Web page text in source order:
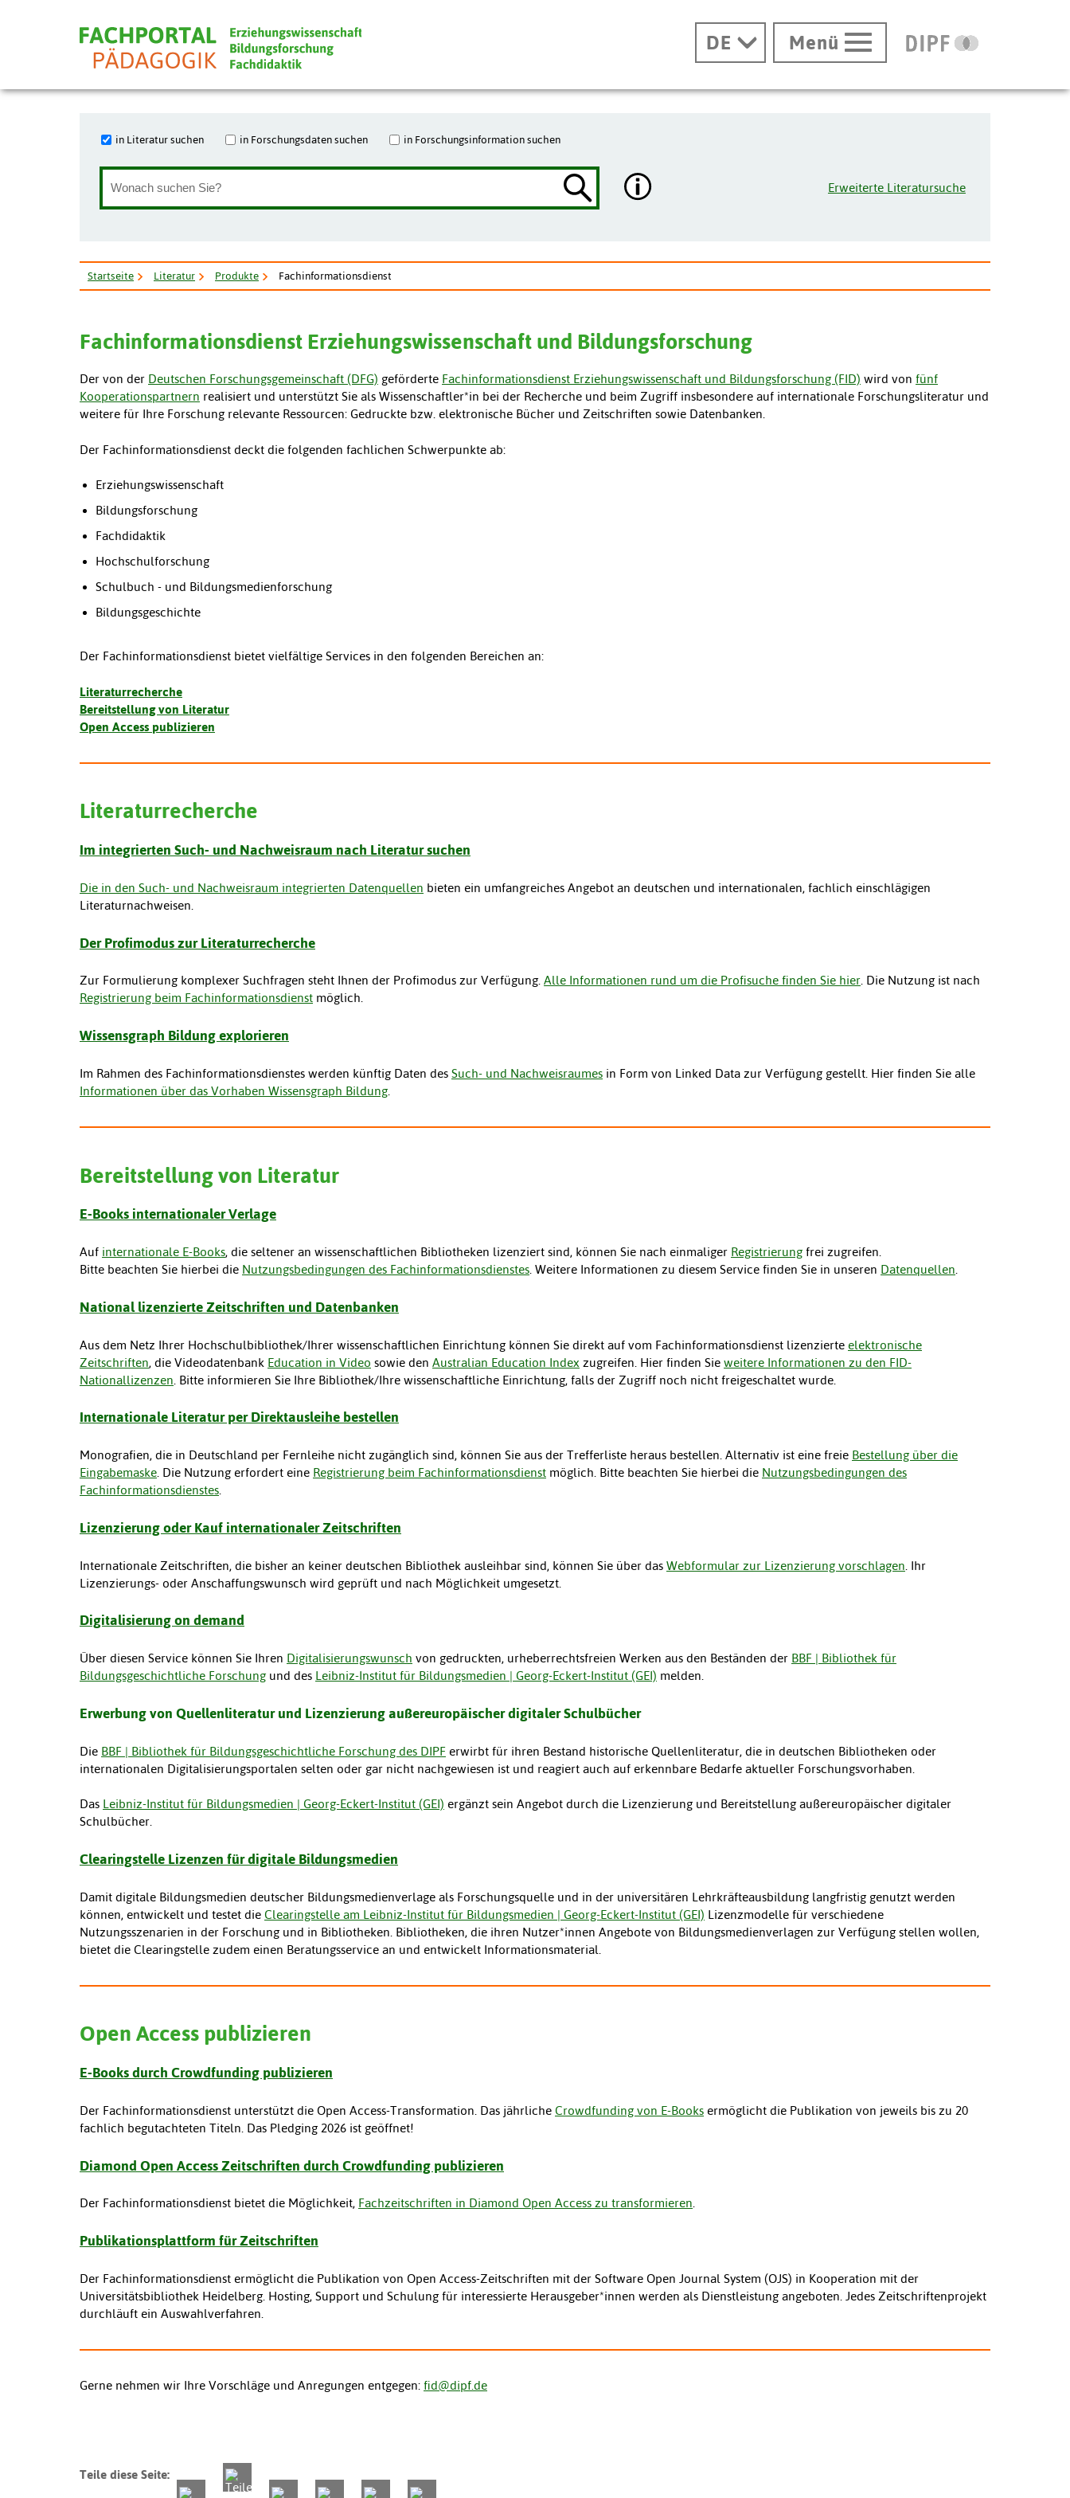
DE Menü
in Literatur suchen in Forschungsdaten suchen in Forschungsinformation suchen
Erweiterte Literatursuche
Startseite Literatur Produkte Fachinformationsdienst
Fachinformationsdienst Erziehungswissenschaft und Bildungsforschung
Der von der Deutschen Forschungsgemeinschaft (DFG) geförderte Fachinformationsdienst Erziehungswissenschaft und Bildungsforschung (FID) wird von fünf
Kooperationspartnern realisiert und unterstützt Sie als Wissenschaftler*in bei der Recherche und beim Zugriff insbesondere auf internationale Forschungsliteratur und
weitere für Ihre Forschung relevante Ressourcen: Gedruckte bzw. elektronische Bücher und Zeitschriften sowie Datenbanken.
Der Fachinformationsdienst deckt die folgenden fachlichen Schwerpunkte ab:
Erziehungswissenschaft
Bildungsforschung
Fachdidaktik
Hochschulforschung
Schulbuch - und Bildungsmedienforschung
Bildungsgeschichte
Der Fachinformationsdienst bietet vielfältige Services in den folgenden Bereichen an:
Literaturrecherche
Bereitstellung von Literatur
Open Access publizieren
Literaturrecherche
Im integrierten Such- und Nachweisraum nach Literatur suchen
Die in den Such- und Nachweisraum integrierten Datenquellen bieten ein umfangreiches Angebot an deutschen und internationalen, fachlich einschlägigen
Literaturnachweisen.
Der Profimodus zur Literaturrecherche
Zur Formulierung komplexer Suchfragen steht Ihnen der Profimodus zur Verfügung. Alle Informationen rund um die Profisuche finden Sie hier. Die Nutzung ist nach
Registrierung beim Fachinformationsdienst möglich.
Wissensgraph Bildung explorieren
Im Rahmen des Fachinformationsdienstes werden künftig Daten des Such- und Nachweisraumes in Form von Linked Data zur Verfügung gestellt. Hier finden Sie alle
Informationen über das Vorhaben Wissensgraph Bildung.
Bereitstellung von Literatur
E-Books internationaler Verlage
Auf internationale E-Books, die seltener an wissenschaftlichen Bibliotheken lizenziert sind, können Sie nach einmaliger Registrierungfrei zugreifen.
Bitte beachten Sie hierbei die Nutzungsbedingungen des Fachinformationsdienstes . Weitere Informationen zu diesem Service finden Sie in unseren Datenquellen
National lizenzierte Zeitschriften und Datenbanken
Aus dem Netz Ihrer Hochschulbibliothek/Ihrer wissenschaftlichen Einrichtung können Sie direkt auf vom Fachinformationsdienst lizenzierte elektronische
Zeitschriften, die Videodatenbank Education in Video sowie den Australian Education Index zugreifen. Hier finden Sie weitere Informationen zu den FID-
Nationallizenzen . Bitte informieren Sie Ihre Bibliothek/Ihre wissenschaftliche Einrichtung, falls der Zugriff noch nicht freigeschaltet wurde.
Internationale Literatur per Direktausleihe bestellen
Monografien, die in Deutschland per Fernleihe nicht zugänglich sind, können Sie aus der Trefferliste heraus bestellen. Alternativ ist eine freie Bestellung über die
Eingabemaske . Die Nutzung erfordert eine Registrierung beim Fachinformationsdienst möglich. Bitte beachten Sie hierbei die Nutzungsbedingungen des
Fachinformationsdienstes
Lizenzierung oder Kauf internationaler Zeitschriften
Internationale Zeitschriften, die bisher an keiner deutschen Bibliothek ausleihbar sind, können Sie über das Webformular zur Lizenzierung vorschlagen . Ihr
Lizenzierungs- oder Anschaffungswunsch wird geprüft und nach Möglichkeit umgesetzt.
Digitalisierung on demand
Über diesen Service können Sie Ihren Digitalisierungswunsch von gedruckten, urheberrechtsfreien Werken aus den Beständen der BBF | Bibliothek für
Bildungsgeschichtliche Forschungund des Leibniz-Institut für Bildungsmedien | Georg-Eckert-Institut (GEI) melden.
Erwerbung von Quellenliteratur und Lizenzierung außereuropäischer digitaler Schulbücher
Die BBF | Bibliothek für Bildungsgeschichtliche Forschung des DIPF erwirbt für ihren Bestand historische Quellenliteratur, die in deutschen Bibliotheken oder
internationalen Digitalisierungsportalen selten oder gar nicht nachgewiesen ist und reagiert auch auf erkennbare Bedarfe aktueller Forschungsvorhaben.
Das Leibniz-Institut für Bildungsmedien | Georg-Eckert-Institut (GEI) ergänzt sein Angebot durch die Lizenzierung und Bereitstellung außereuropäischer digitaler
Schulbücher.
Clearingstelle Lizenzen für digitale Bildungsmedien
Damit digitale Bildungsmedien deutscher Bildungsmedienverlage als Forschungsquelle und in der universitären Lehrkräfteausbildung langfristig genutzt werden
können, entwickelt und testet die Clearingstelle am Leibniz-Institut für Bildungsmedien | Georg-Eckert-Institut (GEI) Lizenzmodelle für verschiedene
Nutzungsszenarien in der Forschung und in Bibliotheken. Bibliotheken, die ihren Nutzer*innen Angebote von Bildungsmedienverlagen zur Verfügung stellen wollen,
bietet die Clearingstelle zudem einen Beratungsservice an und entwickelt Informationsmaterial.
Open Access publizieren
E-Books durch Crowdfunding publizieren
Der Fachinformationsdienst unterstützt die Open Access-Transformation. Das jährliche Crowdfunding von E-Books ermöglicht die Publikation von jeweils bis zu 20
fachlich begutachteten Titeln. Das Pledging 2026 ist geöffnet!
Diamond Open Access Zeitschriften durch Crowdfunding publizieren
Der Fachinformationsdienst bietet die Möglichkeit, Fachzeitschriften in Diamond Open Access zu transformieren.
Publikationsplattform für Zeitschriften
Der Fachinformationsdienst ermöglicht die Publikation von Open Access-Zeitschriften mit der Software Open Journal System (OJS) in Kooperation mit der
Universitätsbibliothek Heidelberg. Hosting, Support und Schulung für interessierte Herausgeber*innen werden als Dienstleistung angeboten. Jedes Zeitschriftenprojekt
durchläuft ein Auswahlverfahren.
Gerne nehmen wir Ihre Vorschläge und Anregungen entgegen: fid@dipf.de
Teile diese Seite: